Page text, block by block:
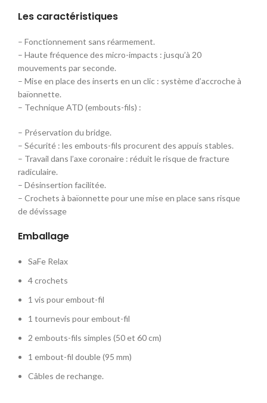
Les caractéristiques
– Fonctionnement sans réarmement.
– Haute fréquence des micro-impacts : jusqu’à 20
mouvements par seconde.
– Mise en place des inserts en un clic : système d’accroche à
baïonnette.
– Technique ATD (embouts-fils) :
– Préservation du bridge.
– Sécurité : les embouts-fils procurent des appuis stables.
– Travail dans l’axe coronaire : réduit le risque de fracture
radiculaire.
– Désinsertion facilitée.
– Crochets à baïonnette pour une mise en place sans risque
de dévissage
Emballage
SaFe Relax
4 crochets
1 vis pour embout-fil
1 tournevis pour embout-fil
2 embouts-fils simples (50 et 60 cm)
1 embout-fil double (95 mm)
Câbles de rechange.